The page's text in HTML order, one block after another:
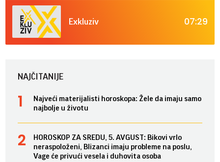
Exkluziv 07:29
NAJČITANIJE
Najveći materijalisti horoskopa: Žele da imaju samo
najbolje u životu
HOROSKOP ZA SREDU, 5. AVGUST: Bikovi vrlo
neraspoloženi, Blizanci imaju probleme na poslu,
Vage će privući vesela i duhovita osoba